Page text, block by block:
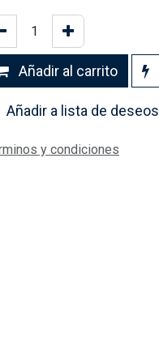
Añadir al carrito
Añadir a lista de deseos
y condiciones